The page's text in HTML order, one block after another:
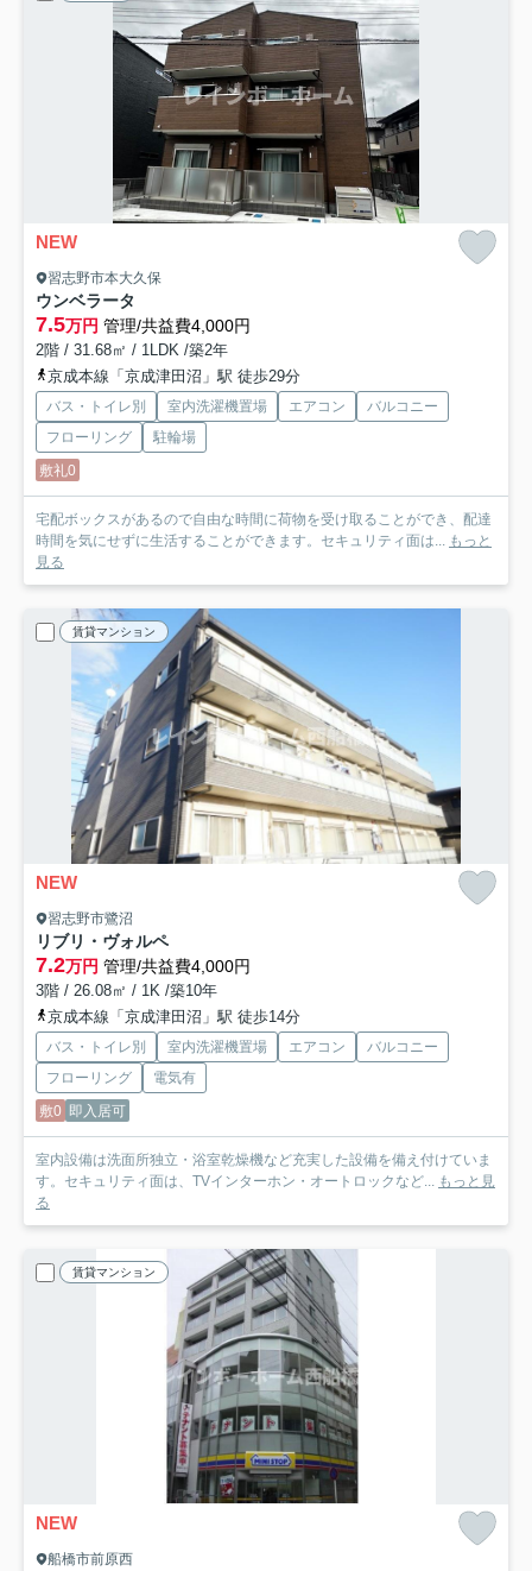
NEW
習志野市本大久保
ウンベラータ
7.5万円 管理/共益費4,000円
2階 / 31.68㎡ / 1LDK /築2年
京成本線「京成津田沼」駅 徒歩29分
バス・トイレ別 室内洗濯機置場 エアコン
バルコニー
フローリング
駐輪場
敷礼0
宅配ボックスがあるので自由な時間に荷物を受け取ることができ、配達
時間を気にせずに生活することができます。セキュリティ面は... もっと
見る
賃貸マンション
NEW
習志野市鷺沼
リブリ・ヴォルペ
7.2万円 管理/共益費4,000円
3階 / 26.08㎡ / 1K /築10年
京成本線「京成津田沼」駅 徒歩14分
バス・トイレ別 室内洗濯機置場 エアコン
バルコニー
フローリング
電気有
敷0 即入居可
室内設備は洗面所独立・浴室乾燥機など充実した設備を備え付けていま
す。セキュリティ面は、TVインターホン・オートロックなど... もっと見
る
賃貸マンション
NEW
船橋市前原西